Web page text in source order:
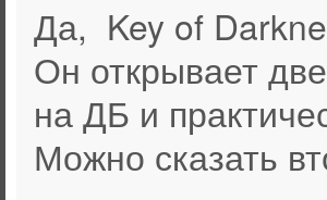
Да, Key of
Он открывает
на ДБ и
Можно сказать